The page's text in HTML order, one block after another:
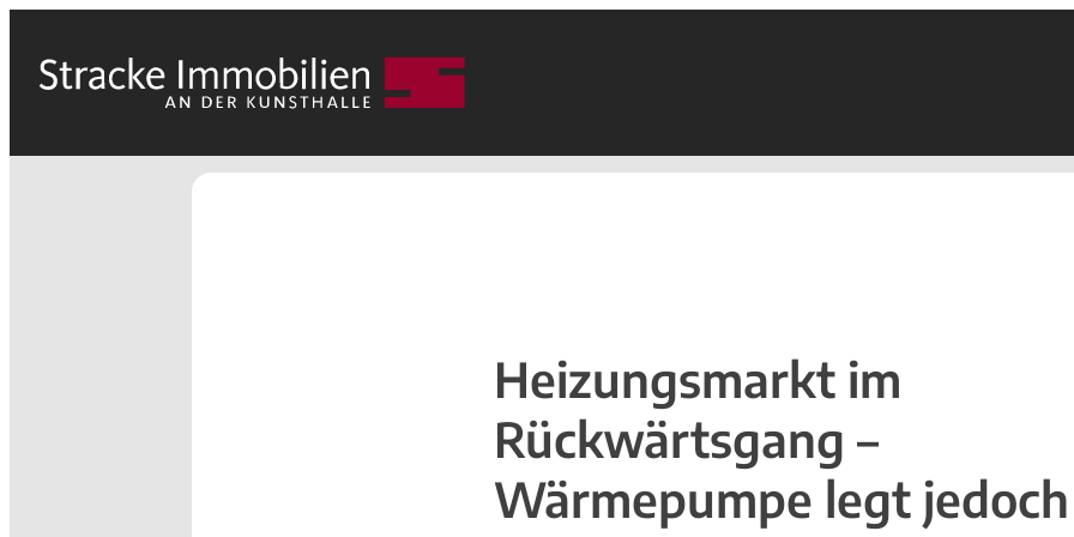
Heizungsmarkt im
Rückwärtsgang –
Wärmepumpe legt jedoch